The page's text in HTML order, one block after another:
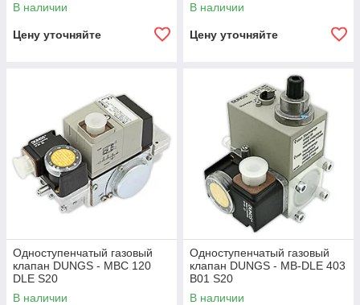
В наличии
Цену уточняйте
В наличии
Цену уточняйте
Одноступенчатый газовый
клапан DUNGS - MBC 120
DLE S20
В наличии
Одноступенчатый газовый
клапан DUNGS - MB-DLE 403
B01 S20
В наличии